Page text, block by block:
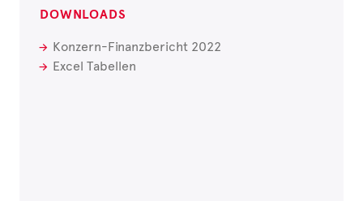
DOWNLOADS
Konzern-Finanzbericht 2022
Excel Tabellen